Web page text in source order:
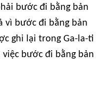
bước đi bằng bản
vì bước đi bằng bản
ghi lại trong Ga-la-ti
việc bước đi bằng bản